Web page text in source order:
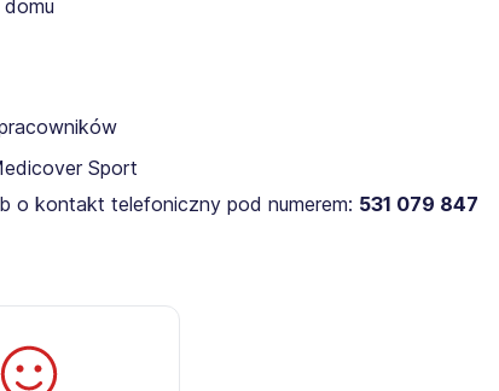
Sport
o kontakt telefoniczny pod numerem: 531 079 847